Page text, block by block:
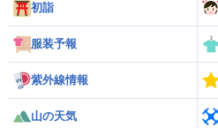
初詣
服装予報
紫外線情報
山の天気